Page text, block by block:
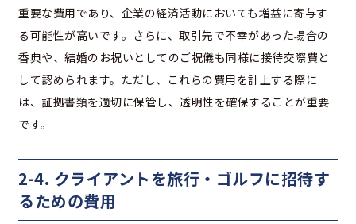
重要な費用であり、企業の経済活動においても増益に寄与す
る可能性が高いです。さらに、取引先で不幸があった場合の
香典や、結婚のお祝いとしてのご祝儀も同様に接待交際費と
して認められます。ただし、これらの費用を計上する際に
は、証拠書類を適切に保管し、透明性を確保することが重要
です。
2-4. クライアントを旅行・ゴルフに招待す
るための費用